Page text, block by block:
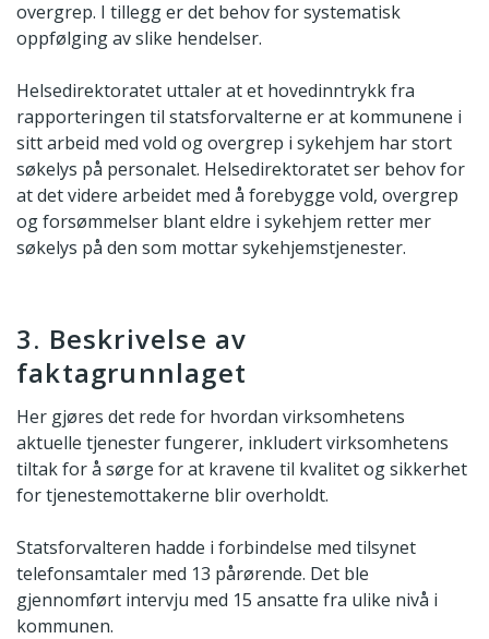
overgrep. I tillegg er det behov for systematisk
oppfølging av slike hendelser.
Helsedirektoratet uttaler at et hovedinntrykk fra
rapporteringen til statsforvalterne er at kommunene i
sitt arbeid med vold og overgrep i sykehjem har stort
søkelys på personalet. Helsedirektoratet ser behov for
at det videre arbeidet med å forebygge vold, overgrep
og forsømmelser blant eldre i sykehjem retter mer
søkelys på den som mottar sykehjemstjenester.
3. Beskrivelse av
faktagrunnlaget
Her gjøres det rede for hvordan virksomhetens
aktuelle tjenester fungerer, inkludert virksomhetens
tiltak for å sørge for at kravene til kvalitet og sikkerhet
for tjenestemottakerne blir overholdt.
Statsforvalteren hadde i forbindelse med tilsynet
telefonsamtaler med 13 pårørende. Det ble
gjennomført intervju med 15 ansatte fra ulike nivå i
kommunen.